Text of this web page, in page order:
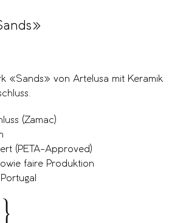
«Sands» von Artelusa mit Keramik
(Zamac)
(PETA-Approved)
faire Produktion